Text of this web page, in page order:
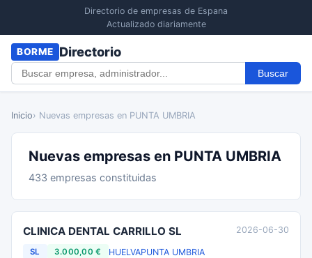
Directorio de empresas de Espana
Actualizado diariamente
BORME Directorio
Buscar
Inicio› Nuevas empresas en PUNTA UMBRIA
Nuevas empresas en PUNTA UMBRIA
433 empresas constituidas
CLINICA DENTAL CARRILLO SL
SL 3.000,00 € HUELVAPUNTA UMBRIA
2026-06-30